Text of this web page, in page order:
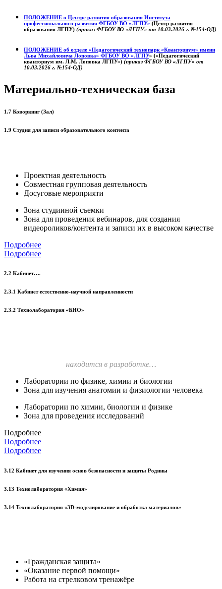
ПОЛОЖЕНИЕ о Центре развития образования Института
профессионального развития ФГБОУ ВО «ЛГПУ» (Центр развития
образования ЛГПУ) (приказ ФГБОУ ВО «ЛГПУ» от 10.03.2026 г. №154-ОД)
ПОЛОЖЕНИЕ об отделе «Педагогический технопарк «Кванториум» имени
Льва Михайловича Лоповка» ФГБОУ ВО «ЛГПУ» («Педагогический
кванториум им. Л.М. Лоповка ЛГПУ») (приказ ФГБОУ ВО «ЛГПУ» от
10.03.2026 г. №154-ОД)
Материально-техническая база
1.7 Коворкинг (Зал)
1.9 Студия для записи образовательного контента
Проектная деятельность
Совместная групповая деятельность
Досуговые мероприяти
Зона студииной съемки
Зона для проведения вебинаров, для создания
видеороликов/контента и записи их в высоком качестве
Подробнее
Подробнее
2.2 Кабинет….
2.3.1 Кабинет естественно-научной направленности
2.3.2 Технолаборатория «БИО»
находится в разработке…
Лаборатории по физике, химии и биологии
Зона для изучения анатомии и физиологии человека
Лаборатории по химии, биологии и физике
Зона для проведения исследований
Подробнее
Подробнее
Подробнее
3.12 Кабинет для изучения основ безопасности и защиты Родины
3.13 Технолаборатория «Химия»
3.14 Технолаборатория «3D-моделирование и обработка материалов»
«Гражданская защита»
«Оказание первой помощи»
Работа на стрелковом тренажёре